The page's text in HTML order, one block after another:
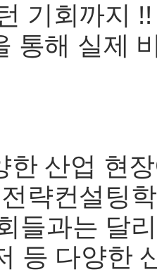
기회까지 !!
통해 실제
한 산업 현
략컨설팅
들과는 달
등 다양한